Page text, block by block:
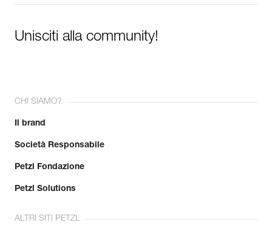
Unisciti alla community!
CHI SIAMO?
Il brand
Società Responsabile
Petzl Fondazione
Petzl Solutions
ALTRI SITI PETZL